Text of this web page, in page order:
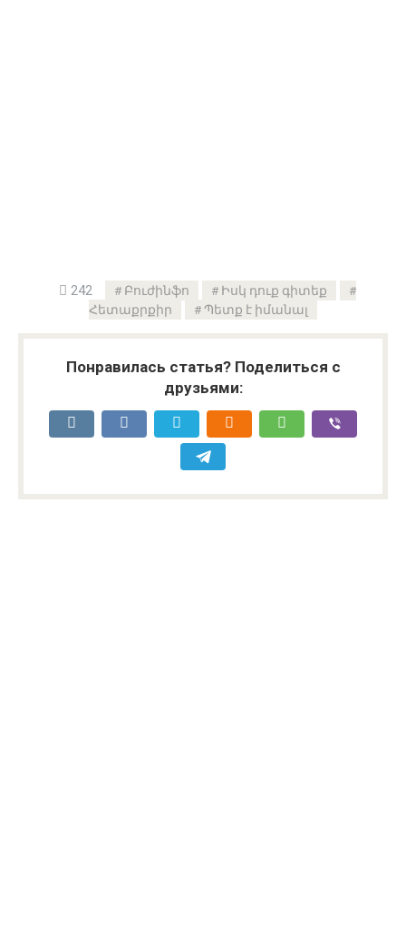
242 Բուժինֆո
Իսկ դուք գիտեք
Հետաքրքիր
Պետք է իմանալ
Понравилась статья? Поделиться с
друзьями: